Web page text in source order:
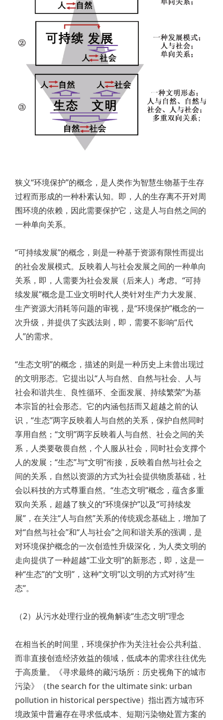
狭义“环境保护”的概念，是人类作为智慧生物基于生存
过程而形成的一种朴素认知。即，人的生存离不开对周
围环境的依赖，因此需要保护它，这是人与自然之间的
一种单向关系。
“可持续发展”的概念，则是一种基于资源有限性而提出
的社会发展模式。反映着人与社会发展之间的一种单向
关系，即，人需要为社会发展（后来人）考虑。“可持
续发展”概念是工业文明时代人类针对生产力大发展、
生产资源大消耗等问题的审视，是“环境保护”概念的一
次升级，并提供了实践法则，即，需要不影响“后代
人”的需求。
“生态文明”的概念，描述的则是一种历史上未曾出现过
的文明形态。它提出以“人与自然、自然与社会、人与
社会和谐共生、良性循环、全面发展、持续繁荣”为基
本宗旨的社会形态。它的内涵包括而又超越之前的认
识，“生态”两字反映着人与自然的关系，保护自然同时
享用自然；“文明”两字反映着人与自然、社会之间的关
系，人类要敬畏自然，个人服从社会，同时社会支撑个
人的发展；“生态”与“文明”衔接，反映着自然与社会之
间的关系，自然以资源的方式为社会提供物质基础，社
会以科技的方式尊重自然。“生态文明”概念，蕴含多重
双向关系，超越了狭义的“环境保护”以及“可持续发
展”，在关注“人与自然”关系的传统观念基础上，增加了
对“自然与社会”和“人与社会”之间和谐关系的强调，是
对环境保护概念的一次创造性升级深化，为人类文明的
走向提供了一种超越“工业文明”的新形态，即，这是一
种“生态”的“文明”，这种“文明”以文明的方式对待“生
态”。
（2）从污水处理行业的视角解读“生态文明”理念
在相当长的时间里，环境保护作为关注社会公共利益、
而非直接创造经济效益的领域，低成本的需求往往优先
于高质量。《寻求最终的藏污场所：历史视角下的城市
污染》（the search for the ultimate sink: urban
pollution in historical perspective）指出西方城市环
境政策中普遍存在寻求低成本、短期污染物处置方案的